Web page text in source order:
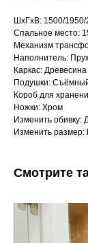
ШхГхВ: 1500/
Спальное место:
Механизм
Наполнитель:
Каркас:
Подушки:
Короб для
Ножки: Хром
Изменить обивку:
Изменить размер:
Смотрите